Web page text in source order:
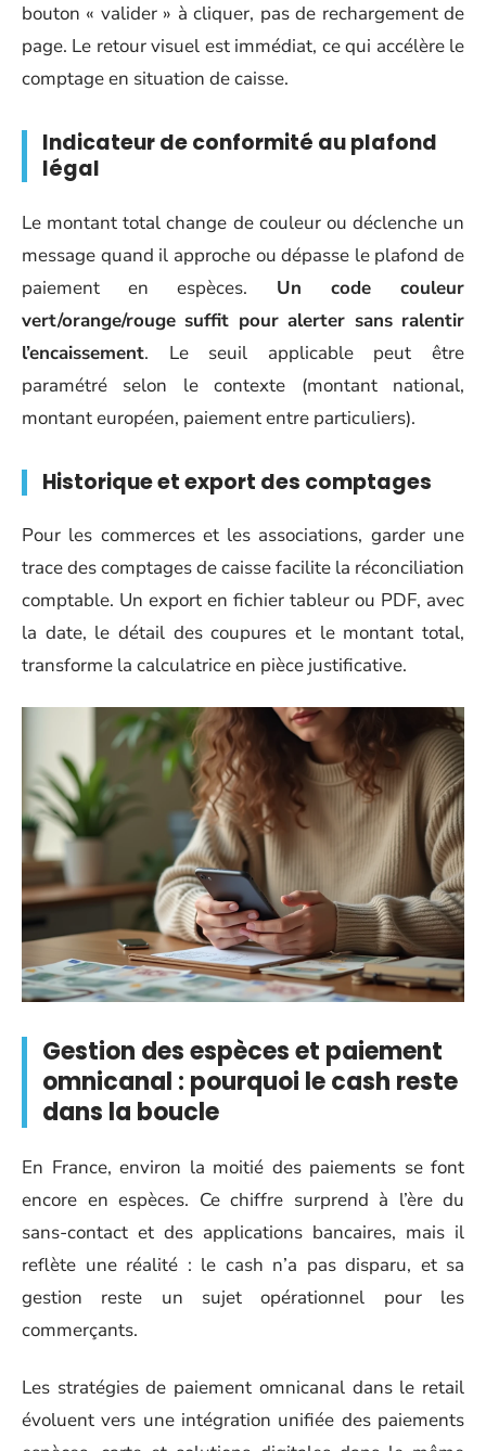
bouton « valider » à cliquer, pas de rechargement de
page. Le retour visuel est immédiat, ce qui accélère le
comptage en situation de caisse.
Indicateur de conformité au plafond
légal
Le montant total change de couleur ou déclenche un
message quand il approche ou dépasse le plafond de
paiement en espèces. Un code couleur
vert/orange/rouge suffit pour alerter sans ralentir
l’encaissement. Le seuil applicable peut être
paramétré selon le contexte (montant national,
montant européen, paiement entre particuliers).
Historique et export des comptages
Pour les commerces et les associations, garder une
trace des comptages de caisse facilite la réconciliation
comptable. Un export en fichier tableur ou PDF, avec
la date, le détail des coupures et le montant total,
transforme la calculatrice en pièce justificative.
Gestion des espèces et paiement
omnicanal : pourquoi le cash reste
dans la boucle
En France, environ la moitié des paiements se font
encore en espèces. Ce chiffre surprend à l’ère du
sans-contact et des applications bancaires, mais il
reflète une réalité : le cash n’a pas disparu, et sa
gestion reste un sujet opérationnel pour les
commerçants.
Les stratégies de paiement omnicanal dans le retail
évoluent vers une intégration unifiée des paiements